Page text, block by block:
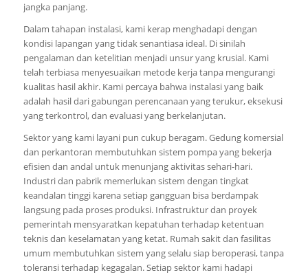
jangka panjang.
Dalam tahapan instalasi, kami kerap menghadapi dengan
kondisi lapangan yang tidak senantiasa ideal. Di sinilah
pengalaman dan ketelitian menjadi unsur yang krusial. Kami
telah terbiasa menyesuaikan metode kerja tanpa mengurangi
kualitas hasil akhir. Kami percaya bahwa instalasi yang baik
adalah hasil dari gabungan perencanaan yang terukur, eksekusi
yang terkontrol, dan evaluasi yang berkelanjutan.
Sektor yang kami layani pun cukup beragam. Gedung komersial
dan perkantoran membutuhkan sistem pompa yang bekerja
efisien dan andal untuk menunjang aktivitas sehari-hari.
Industri dan pabrik memerlukan sistem dengan tingkat
keandalan tinggi karena setiap gangguan bisa berdampak
langsung pada proses produksi. Infrastruktur dan proyek
pemerintah mensyaratkan kepatuhan terhadap ketentuan
teknis dan keselamatan yang ketat. Rumah sakit dan fasilitas
umum membutuhkan sistem yang selalu siap beroperasi, tanpa
toleransi terhadap kegagalan. Setiap sektor kami hadapi